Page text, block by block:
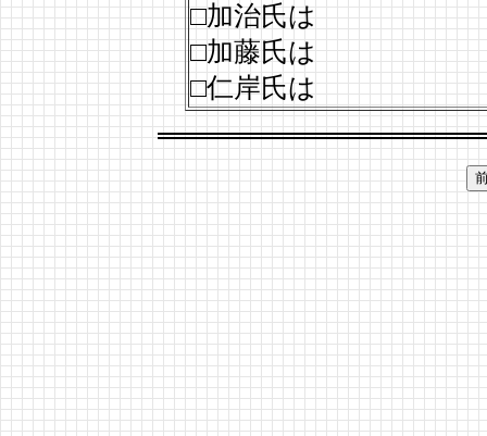
□加治氏は
□加藤氏は
□仁岸氏は